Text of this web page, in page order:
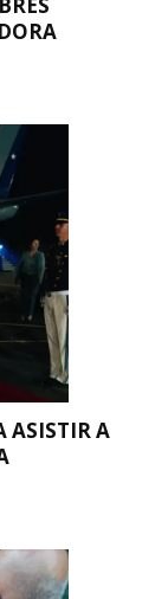
ASISTIR A